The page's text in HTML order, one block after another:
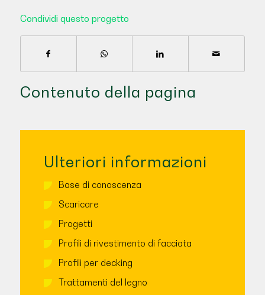
Condividi questo progetto
Contenuto della pagina
Ulteriori informazioni
Base di conoscenza
Scaricare
Progetti
Profili di rivestimento di facciata
Profili per decking
Trattamenti del legno